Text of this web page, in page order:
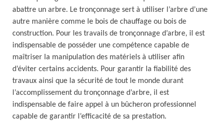
abattre un arbre. Le tronçonnage sert à utiliser l’arbre d’une
autre manière comme le bois de chauffage ou bois de
construction. Pour les travails de tronçonnage d’arbre, il est
indispensable de posséder une compétence capable de
maîtriser la manipulation des matériels à utiliser afin
d’éviter certains accidents. Pour garantir la fiabilité des
travaux ainsi que la sécurité de tout le monde durant
l’accomplissement du tronçonnage d’arbre, il est
indispensable de faire appel à un bûcheron professionnel
capable de garantir l’efficacité de sa prestation.